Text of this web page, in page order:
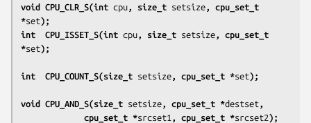
void CPU_CLR_S(int cpu , size_t setsize , cpu_set_t
*set);
int  CPU_ISSET_S(int cpu , size_t setsize , cpu_set_t
*set);
int  CPU_COUNT_S(size_t setsize , cpu_set_t *set);
void CPU_AND_S(size_t setsize , cpu_set_t *destset ,
             cpu_set_t *
srcset1 , cpu_set_t *srcset2);